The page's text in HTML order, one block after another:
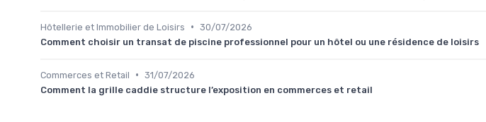
Hôtellerie et Immobilier de Loisirs • 30/07/2026
Comment choisir un transat de piscine professionnel pour un hôtel ou une résidence de loisirs
Commerces et Retail • 31/07/2026
Comment la grille caddie structure l’exposition en commerces et retail